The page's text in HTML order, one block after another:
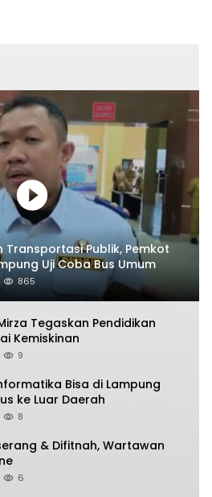
Transportasi Publik, Pemkot
Uji Coba Bus Umum
865
Tegaskan Pendidikan
Kemiskinan
9
Bisa di Lampung
ke Luar Daerah
8
& Difitnah, Wartawan
6